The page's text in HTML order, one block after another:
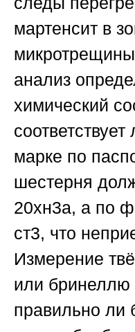
мартенсит в
анализ
химический
марке по
шестерня
20хн3а, а по
ст3, что
Измерение
или бринеллю
правильно ли